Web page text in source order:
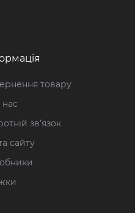
товару
зв’язок
сайту